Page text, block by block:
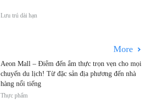
Lưu trú dài hạn
More
Aeon Mall – Điểm đến ẩm thực trọn vẹn cho mọi
chuyến du lịch! Từ đặc sản địa phương đến nhà
hàng nổi tiếng
Thực phẩm